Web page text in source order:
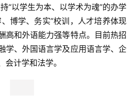
“以学生为本、以学术为魂”的办学
博学、务实”校训，人才培养体现
高和外语能力强等特点。目前热招
学、外国语言学及应用语言学、企
计学和法学。